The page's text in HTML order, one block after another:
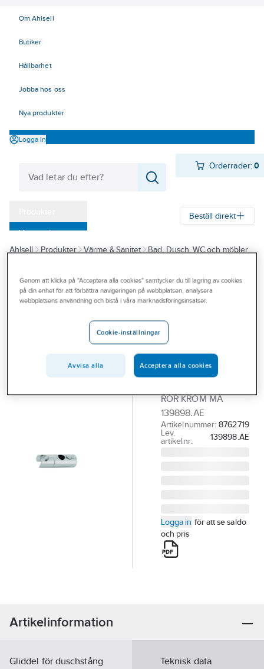
Om Ahlsell
Butiker
Hållbarhet
Jobba hos oss
Nya produkter
Logga in
Orderrader:0
Varumärken
Kampanjer
Branscher
Beställ direkt
Ahlsell Produkter Värme & Sanitet
Bad, Dusch, WC och möbler
Övriga duschanordningar
Gliddel till
Mora Cera
dusch
GLIDDEL TILL MA
RÖR KROM MA
139898.AE
Artikelnummer: 8762719
Lev.
artikelnr:
139898.AE
Logga in för att se saldo
och pris
Artikelinformation
Gliddel för duschstång
Teknisk data
Genom att klicka på "Acceptera alla cookies" samtycker du till lagring av cookies
på din enhet för att förbättra navigeringen på webbplatsen, analysera
webbplatsens användning och bistå i våra marknadsföringsinsatser.
Cookie-inställningar
Avvisa alla Acceptera alla cookies